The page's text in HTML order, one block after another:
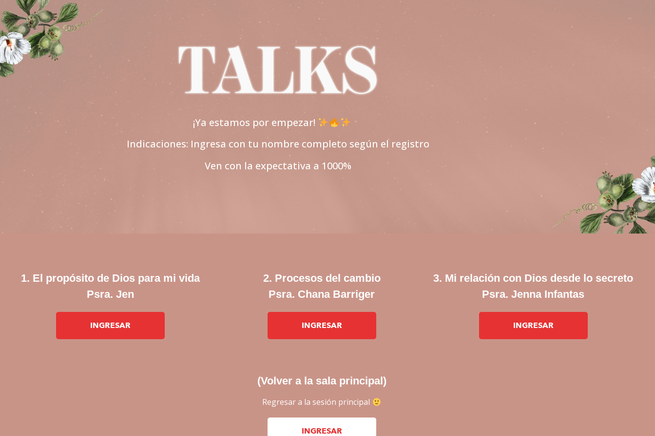
¡Ya estamos por empezar!
Indicaciones: Ingresa con tu nombre completo según el registro
Ven con la expectativa a 1000%
1. El propósito de Dios para mi vida
Psra. Jen
INGRESAR
2. Procesos del cambio
Psra. Chana Barriger
INGRESAR
3. Mi relación con Dios desde lo secreto
Psra. Jenna Infantas
INGRESAR
(Volver a la sala principal)
Regresar a la sesión principal
INGRESAR